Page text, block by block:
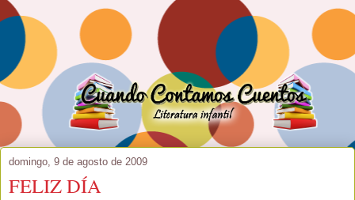
domingo, 9 de agosto de 2009
FELIZ DÍA